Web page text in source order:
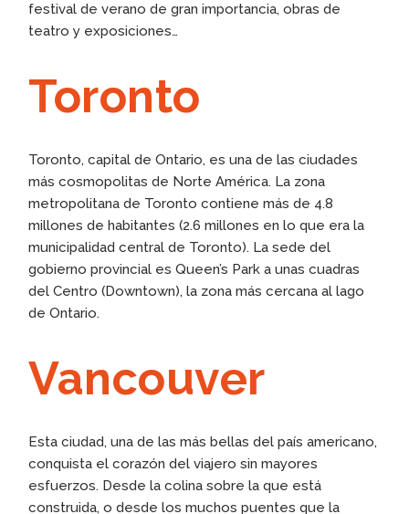
festival de verano de gran importancia, obras de
teatro y exposiciones…
Toronto
Toronto, capital de Ontario, es una de las ciudades
más cosmopolitas de Norte América. La zona
metropolitana de Toronto contiene más de 4.8
millones de habitantes (2.6 millones en lo que era la
municipalidad central de Toronto). La sede del
gobierno provincial es Queen’s Park a unas cuadras
del Centro (Downtown), la zona más cercana al lago
de Ontario.
Vancouver
Esta ciudad, una de las más bellas del país americano,
conquista el corazón del viajero sin mayores
esfuerzos. Desde la colina sobre la que está
construida, o desde los muchos puentes que la